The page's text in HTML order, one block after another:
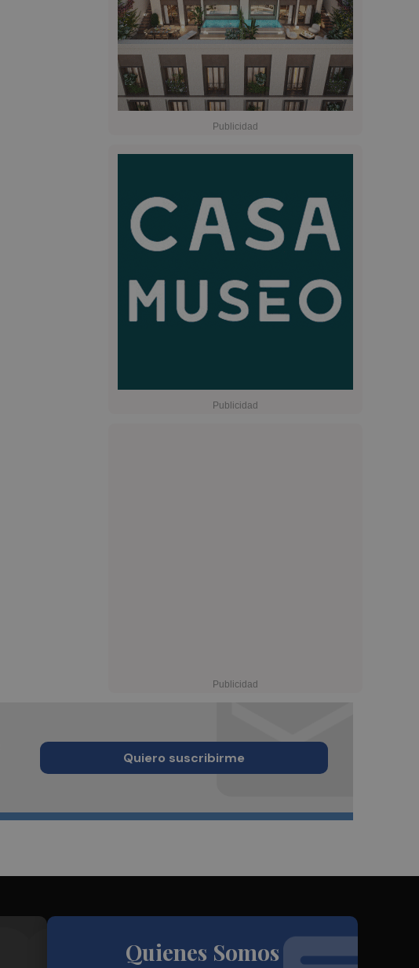
Quiero suscribirme
Quienes Somos